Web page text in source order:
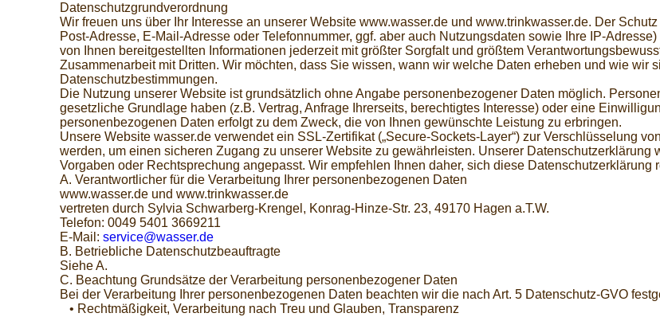
Datenschutzgrundverordnung
Wir freuen uns über Ihr Interesse an unserer Website www.wasser.de und www.trinkwasser.de. Der
Post-Adresse, E-Mail-Adresse oder Telefonnummer, ggf. aber auch Nutzungsdaten sowie Ihre IP-
von Ihnen bereitgestellten Informationen jederzeit mit größter Sorgfalt und größtem
Zusammenarbeit mit Dritten. Wir möchten, dass Sie wissen, wann wir welche Daten erheben und wie wir
Datenschutzbestimmungen.
Die Nutzung unserer Website ist grundsätzlich ohne Angabe personenbezogener Daten möglich.
gesetzliche Grundlage haben (z.B. Vertrag, Anfrage Ihrerseits, berechtigtes Interesse) oder eine
personenbezogenen Daten erfolgt zu dem Zweck, die von Ihnen gewünschte Leistung zu erbringen.
Unsere Website wasser.de verwendet ein SSL-Zertifikat („Secure-Sockets-Layer“) zur Verschlüsselung
werden, um einen sicheren Zugang zu unserer Website zu gewährleisten. Unserer
Vorgaben oder Rechtsprechung angepasst. Wir empfehlen Ihnen daher, sich diese Datenschutzerklärung
A. Verantwortlicher für die Verarbeitung Ihrer personenbezogenen Daten
www.wasser.de und www.trinkwasser.de
vertreten durch Sylvia Schwarberg-Krengel, Konrag-Hinze-Str. 23, 49170 Hagen a.T.W.
Telefon: 0049 5401 3669211
E-Mail: service@wasser.de
B. Betriebliche Datenschutzbeauftragte
Siehe A.
C. Beachtung Grundsätze der Verarbeitung personenbezogener Daten
Bei der Verarbeitung Ihrer personenbezogenen Daten beachten wir die nach Art. 5 Datenschutz-GVO
• Rechtmäßigkeit, Verarbeitung nach Treu und Glauben, Transparenz